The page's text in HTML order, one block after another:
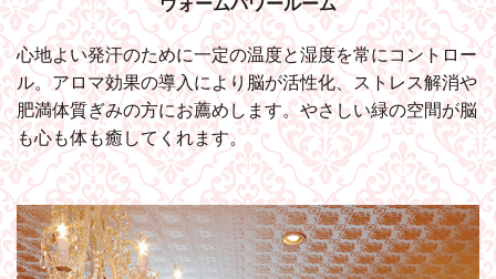
ウォームパワールーム
心地よい発汗のために一定の温度と湿度を常にコントロー
ル。アロマ効果の導入により脳が活性化、ストレス解消や
肥満体質ぎみの方にお薦めします。やさしい緑の空間が脳
も心も体も癒してくれます。